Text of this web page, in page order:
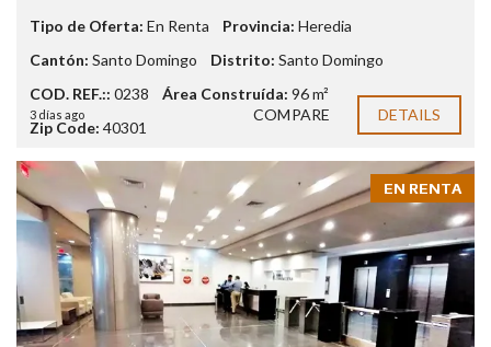
Tipo de Oferta: En Renta Provincia: Heredia
Cantón: Santo Domingo Distrito: Santo Domingo
COD. REF.:: 0238 Área Construída: 96 m²
Zip Code: 40301
3 días ago COMPARE DETAILS
EN RENTA